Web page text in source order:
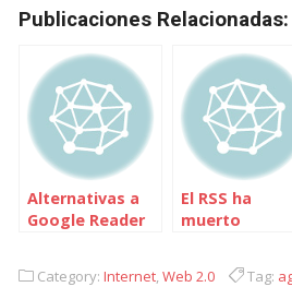
Publicaciones Relacionadas:
Alternativas a
Google Reader
El RSS ha
muerto
Category: Internet,Web 2.0 Tag: